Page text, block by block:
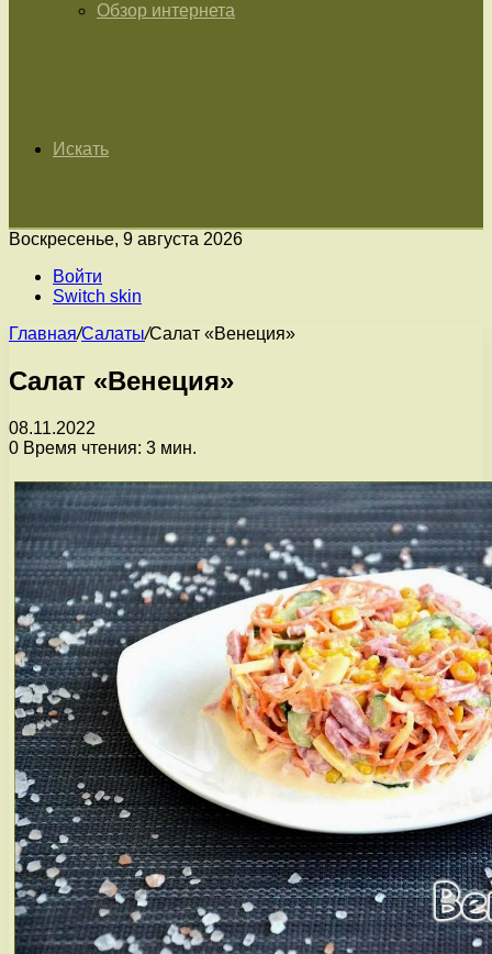
Обзор интернета
Искать
Воскресенье, 9 августа 2026
Войти
Switch skin
Главная/Салаты/Салат «Венеция»
Салат «Венеция»
08.11.2022
0 Время чтения: 3 мин.